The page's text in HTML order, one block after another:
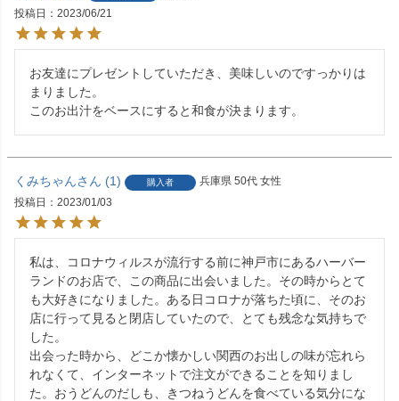
投稿日
2023/06/21
お友達にプレゼントしていただき、美味しいのですっかりは
まりました。
このお出汁をベースにすると和食が決まります。
くみちゃん 1 購入者 兵庫県 50代 女性
投稿日
2023/01/03
私は、コロナウィルスが流行する前に神戸市にあるハーバー
ランドのお店で、この商品に出会いました。その時からとて
も大好きになりました。ある日コロナが落ちた頃に、そのお
店に行って見ると閉店していたので、とても残念な気持ちで
した。
出会った時から、どこか懐かしい関西のお出しの味が忘れら
れなくて、インターネットで注文ができることを知りまし
た。おうどんのだしも、きつねうどんを食べている気分にな